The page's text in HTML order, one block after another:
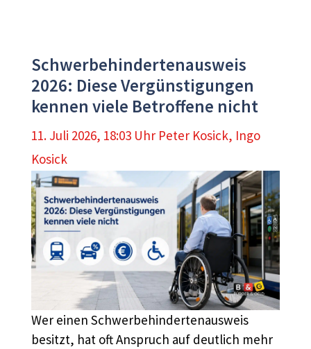
Schwerbehindertenausweis
2026: Diese Vergünstigungen
kennen viele Betroffene nicht
11. Juli 2026, 18:03 Uhr Peter Kosick, Ingo
Kosick
Wer einen Schwerbehindertenausweis
besitzt, hat oft Anspruch auf deutlich mehr